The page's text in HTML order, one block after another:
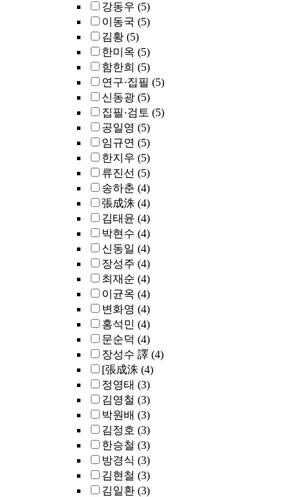
강동우 (5)
이동국 (5)
김황 (5)
한미옥 (5)
함한희 (5)
연구·집필 (5)
신동광 (5)
집필·검토 (5)
공일영 (5)
임규연 (5)
한지우 (5)
류진선 (5)
송하춘 (4)
張成洙 (4)
김태윤 (4)
박현수 (4)
신동일 (4)
장성주 (4)
최재순 (4)
이균옥 (4)
변화영 (4)
홍석민 (4)
문순덕 (4)
장성수 譯 (4)
[張成洙 (4)
정영태 (3)
김영철 (3)
박원배 (3)
김정호 (3)
한승철 (3)
방경식 (3)
김현철 (3)
김일환 (3)